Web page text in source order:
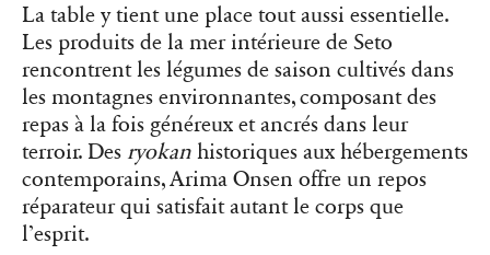
La table y tient une place tout aussi essentielle.
Les produits de la mer intérieure de Seto
rencontrent les légumes de saison cultivés dans
les montagnes environnantes, composant des
repas à la fois généreux et ancrés dans leur
terroir. Des ryokan historiques aux hébergements
contemporains, Arima Onsen offre un repos
réparateur qui satisfait autant le corps que
l’esprit.